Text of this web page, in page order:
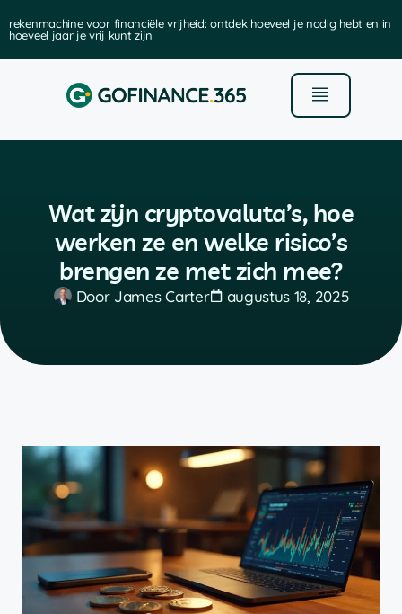
rekenmachine voor financiële vrijheid: ontdek hoeveel je nodig hebt en in
hoeveel jaar je vrij kunt zijn
Wat zijn cryptovaluta’s, hoe
werken ze en welke risico’s
brengen ze met zich mee?
DoorJames Carter augustus 18, 2025